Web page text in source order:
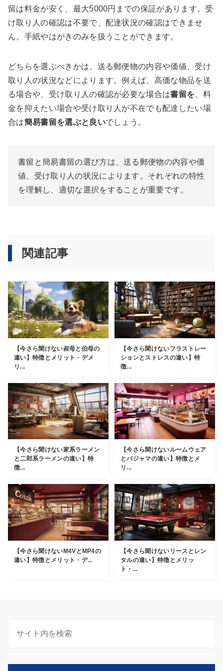
留は料金が安く、最大5000円までの保証があります。受
け取り人の確認は不要で、配達状況の確認はできませ
ん。手紙やはがきのみを扱うことができます。
どちらを選ぶべきかは、送る郵便物の内容や価値、受け
取り人の状況などによります。例えば、高価な物品を送
る場合や、受け取り人の確認が必要な場合は書留を 、料
金を抑えたい場合や受け取り人が不在でも配達したい場
合は簡易書留を選ぶと良いでしょう。
書留と簡易書留の選び方は、送る郵便物の内容や価
値、受け取り人の状況によります。それぞれの特性
を理解し、適切な選択をすることが重要です。
関連記事
【今さら聞けない叔母と伯母の
違い】特徴とメリット・デメ
リ...
【今さら聞けないフラストレー
ションとストレスの違い】特
徴...
【今さら聞けない家系ラーメン
と二郎系ラーメンの違い】特
徴...
【今さら聞けないルームウェア
とパジャマの違い】特徴とメ
リ...
【今さら聞けないM4VとMP4の
違い】特徴とメリット・デ...
【今さら聞けないリースとレン
タルの違い】特徴とメリッ
ト・...